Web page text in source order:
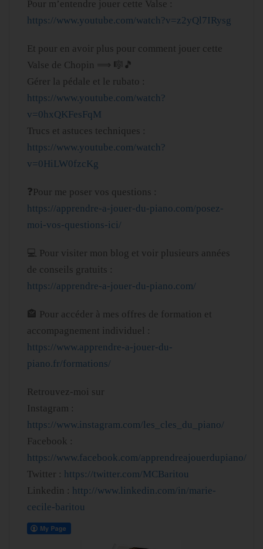
Pour m’entendre jouer cette Valse :
https://www.youtube.com/watch?v=z2yQl7IRysg
Et pour en avoir plus pour comment jouer cette
Valse de Chopin ⟹ 🎼🎵
Gérer la pédale et le rubato :
https://www.youtube.com/watch?
v=0hxQKFesFqM
Trucs et astuces techniques :
https://www.youtube.com/watch?
v=0HiLW0fzcKg
❓Pour me poser vos questions :
https://apprendre-a-jouer-du-piano.com/posez-
moi-vos-questions-ici/
💻 Pour visiter mon blog et voir plusieurs années
de conseils gratuits :
https://apprendre-a-jouer-du-piano.com/
🏤 Pour accéder à mes offres de formation et
accompagnement individuel :
https://www.apprendre-a-jouer-du-
piano.fr/formations/
Retrouvez-moi sur
Instagram :
https://www.instagram.com/les_cles_du_piano/
Facebook :
https://www.facebook.com/apprendreajouerdupiano/
Twitter : https://twitter.com/MCBaritou
Linkedin : http://www.linkedin.com/in/marie-
cecile-baritou